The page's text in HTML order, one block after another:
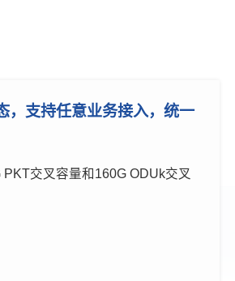
，支持任意业务接入，统一
交叉容量和160G ODUk交叉